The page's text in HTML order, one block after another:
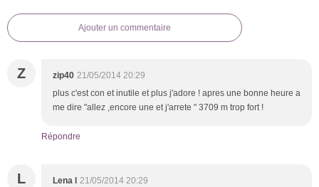
Ajouter un commentaire
Z zip40 21/05/2014 20:29
plus c'est con et inutile et plus j'adore ! apres une bonne heure a
me dire "allez ,encore une et j'arrete " 3709 m trop fort !
Répondre
L Lena l 21/05/2014 20:29